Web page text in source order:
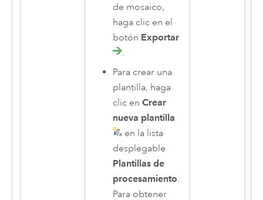
de mosaico,
haga clic en el
botón Exportar
.
Para crear una
plantilla, haga
clic enCrear
nueva plantilla
en la lista
desplegable
Plantillas de
procesamiento.
Para obtener